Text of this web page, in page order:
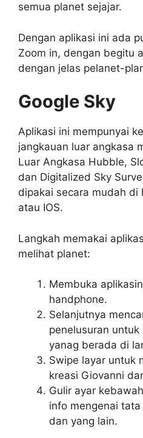
semua planet sejajar.
Dengan aplikasi ini ada
Zoom in, dengan begitu
dengan jelas pelanet-
Google Sky
Aplikasi ini mempunyai
jangkauan luar angkasa
Luar Angkasa Hubble,
dan Digitalized Sky
dipakai secara mudah di
atau IOS.
Langkah memakai
melihat planet:
Membuka
handphone.
Selanjutnya
penelusuran
yanag berada di
Swipe layar untuk
kreasi Giovanni
Gulir ayar
info mengenai
dan yang lain.